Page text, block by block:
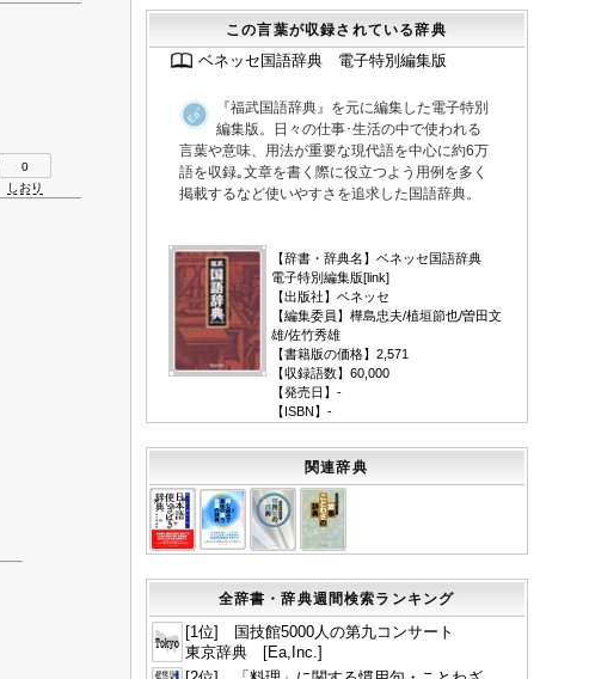
0
しおり
この言葉が収録されている辞典
ベネッセ国語辞典 電子特別編集版
『福武国語辞典』を元に編集した電子特別
編集版。日々の仕事･生活の中で使われる
言葉や意味、用法が重要な現代語を中心に約6万
語を収録｡文章を書く際に役立つよう用例を多く
掲載するなど使いやすさを追求した国語辞典。
【辞書・辞典名】ベネッセ国語辞典
電子特別編集版[link]
【出版社】ベネッセ
【編集委員】樺島忠夫/植垣節也/曽田文
雄/佐竹秀雄
【書籍版の価格】2,571
【収録語数】60,000
【発売日】-
【ISBN】-
関連辞典
全辞書・辞典週間検索ランキング
[1位] 国技館5000人の第九コンサート
東京辞典 [Ea,Inc.]